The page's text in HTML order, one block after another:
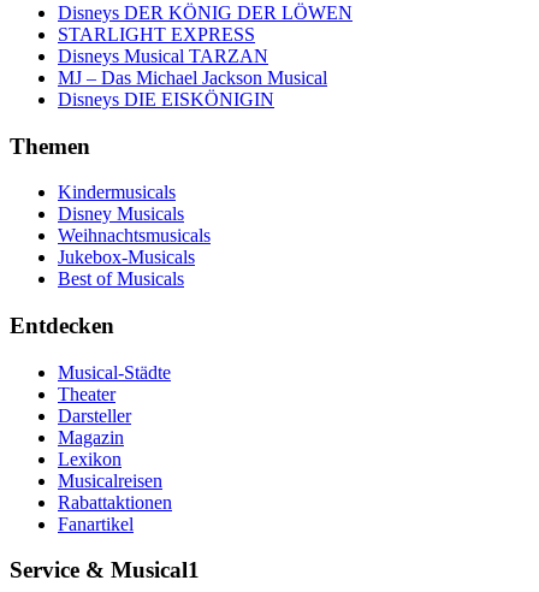
Disneys DER KÖNIG DER LÖWEN
STARLIGHT EXPRESS
Disneys Musical TARZAN
MJ – Das Michael Jackson Musical
Disneys DIE EISKÖNIGIN
Themen
Kindermusicals
Disney Musicals
Weihnachtsmusicals
Jukebox-Musicals
Best of Musicals
Entdecken
Musical-Städte
Theater
Darsteller
Magazin
Lexikon
Musicalreisen
Rabattaktionen
Fanartikel
Service & Musical1